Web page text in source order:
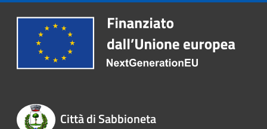
Città di Sabbioneta